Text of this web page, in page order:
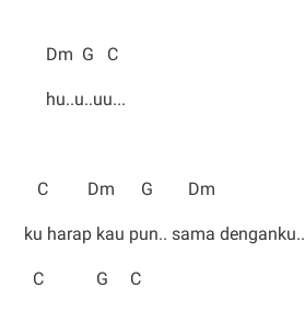
Dm G C
hu..u..uu...
C Dm G Dm
ku harap kau pun.. sama denganku..
C G C